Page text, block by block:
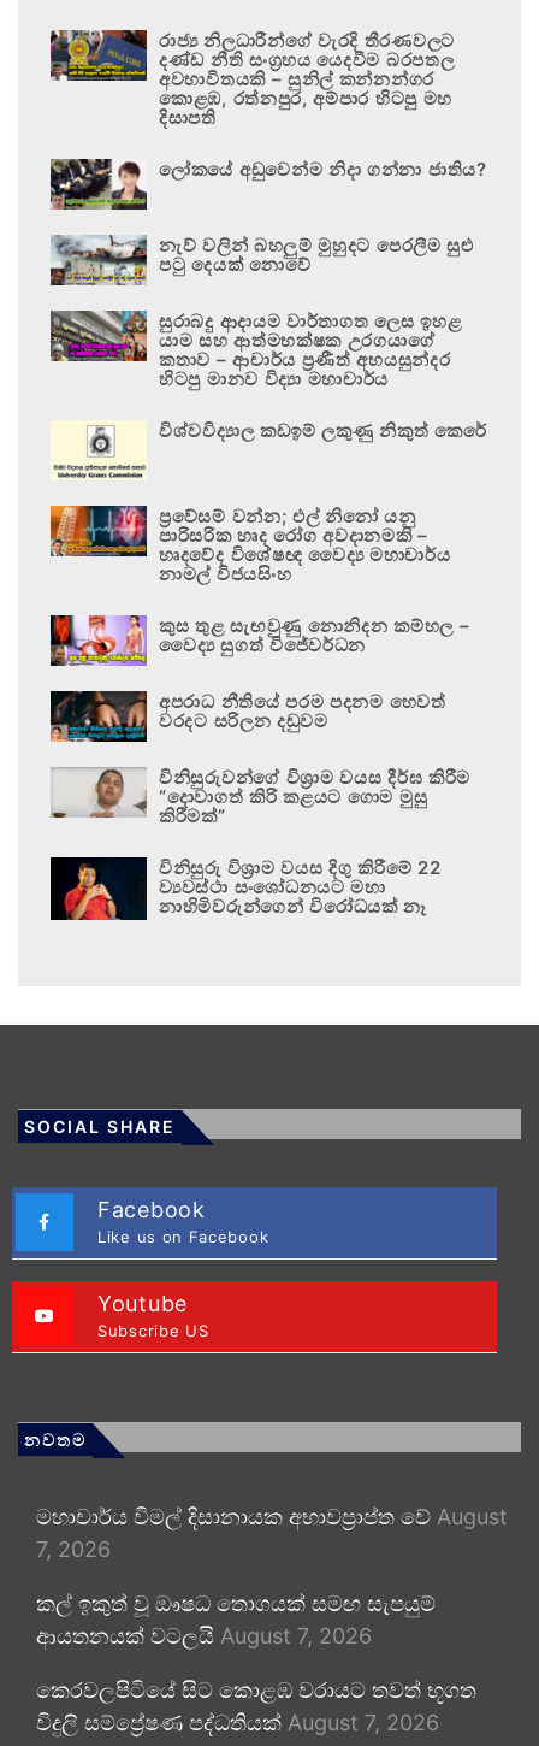
රාජ්‍ය නිලධාරීන්ගේ වැරදි තීරණවලට
දණ්ඩ නීති සංග්‍රහය යෙදවීම බරපතල
අවභාවිතයකි – සුනිල් කන්නන්ගර
කොළඹ, රත්නපුර, අම්පාර හිටපු මහ
දිසාපති
ලෝකයේ අඩුවෙන්ම නිදා ගන්නා ජාතිය?
නැව් වලින් බහලුම් මුහුදට පෙරලීම සුළු
පටු දෙයක් නොවේ
සුරාබදු ආදායම වාර්තාගත ලෙස ඉහළ
යාම සහ ආත්මභක්ෂක උරගයාගේ
කතාව – ආචාර්ය ප්‍රණීත් අභයසුන්දර
හිටපු මානව විද්‍යා මහාචාර්ය
විශ්වවිද්‍යාල කඩඉම් ලකුණු නිකුත් කෙරේ
ප්‍රවේසම් වන්න; එල් නිනෝ යනු
පාරිසරික හෘද රෝග අවදානමකි –
හෘදවේද විශේෂඥ වෛද්‍ය මහාචාර්ය
නාමල් විජයසිංහ
කුස තුළ සැඟවුණු නොනිදන කම්හල –
වෛද්‍ය සුගත් විජේවර්ධන
අපරාධ නීතියේ පරම පදනම හෙවත්
වරදට සරිලන දඬුවම
විනිසුරුවන්ගේ විශ්‍රාම වයස දීර්ඝ කිරීම
“දොවාගත් කිරි කළයට ගොම මුසු
කිරීමක්”
විනිසුරු විශ්‍රාම වයස දිගු කිරීමේ 22
ව්‍යවස්ථා සංශෝධනයට මහා
නාහිමිවරුන්ගෙන් විරෝධයක් නෑ
SOCIAL SHARE
Facebook
Like us on Facebook
Youtube
Subscribe US
නවතම
මහාචාර්ය විමල් දිසානායක අභාවප්‍රාප්ත වේ August
7, 2026
කල් ඉකුත් වූ ඖෂධ තොගයක් සමඟ සැපයුම්
ආයතනයක් වටලයි August 7, 2026
කෙරවලපිටියේ සිට කොළඹ වරායට තවත් භූගත
විදුලි සම්ප්‍රේෂණ පද්ධතියක් August 7, 2026